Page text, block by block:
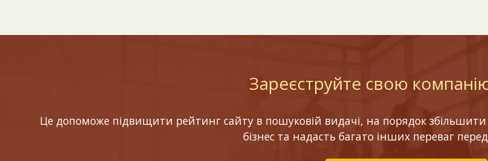
Зареєструйте свою
Це допоможе підвищити рейтинг сайту в пошуковій видачі, на порядок збільшити
бізнес та надасть багато інших переваг